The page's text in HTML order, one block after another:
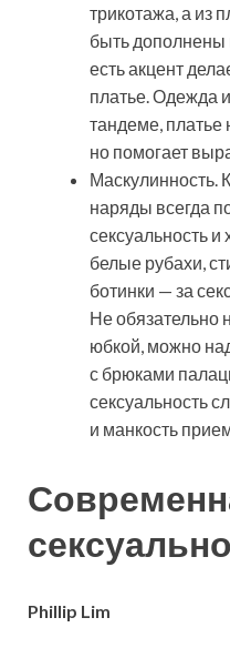
трикотажа, а из
быть дополнены
есть акцент
платье. Одежда
тандеме, платье
но помогает
Маскулинность.
наряды всегда
сексуальность
белые рубахи,
ботинки — за
Не обязательно
юбкой, можно
с брюками
сексуальность
и манкость
Phillip Lim